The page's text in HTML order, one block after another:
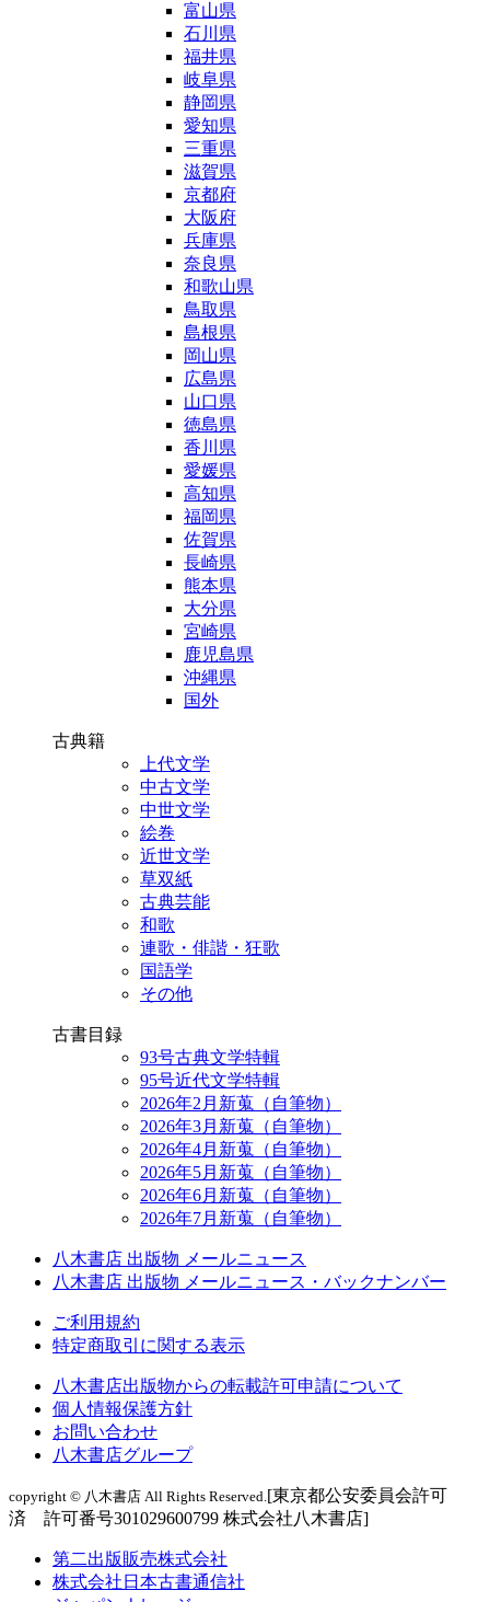
富山県
石川県
福井県
岐阜県
静岡県
愛知県
三重県
滋賀県
京都府
大阪府
兵庫県
奈良県
和歌山県
鳥取県
島根県
岡山県
広島県
山口県
徳島県
香川県
愛媛県
高知県
福岡県
佐賀県
長崎県
熊本県
大分県
宮崎県
鹿児島県
沖縄県
国外
古典籍
上代文学
中古文学
中世文学
絵巻
近世文学
草双紙
古典芸能
和歌
連歌・俳諧・狂歌
国語学
その他
古書目録
93号古典文学特輯
95号近代文学特輯
2026年2月新蒐（自筆物）
2026年3月新蒐（自筆物）
2026年4月新蒐（自筆物）
2026年5月新蒐（自筆物）
2026年6月新蒐（自筆物）
2026年7月新蒐（自筆物）
八木書店 出版物 メールニュース
八木書店 出版物 メールニュース・バックナンバー
ご利用規約
特定商取引に関する表示
八木書店出版物からの転載許可申請について
個人情報保護方針
お問い合わせ
八木書店グループ
copyright © 八木書店 All Rights Reserved.[東京都公安委員会許可
済 許可番号301029600799 株式会社八木書店]
第二出版販売株式会社
株式会社日本古書通信社